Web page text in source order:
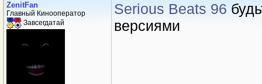
ZenitFan
Главный Кинооператор
Завсегдатай
Serious Beats 96
версиями